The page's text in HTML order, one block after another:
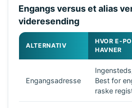
Engangs versus et alias
videresending
ALTERNATIV
HVOR E-
HAVNER
Engangsadresse
Best for
raske